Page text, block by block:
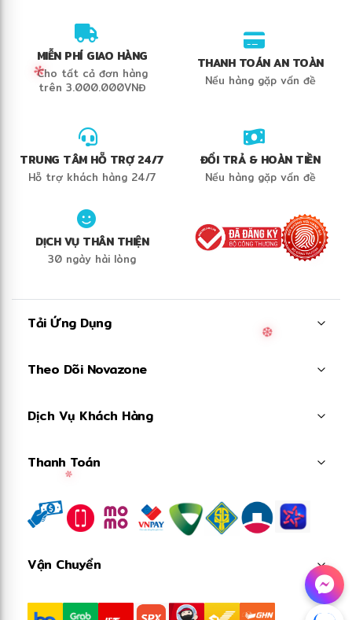
MIỄN PHÍ GIAO HÀNG
Cho tất cả đơn hàng
trên 3.000.000VNĐ
THANH TOÁN AN TOÀN
Nếu hàng gặp vấn đề
TRUNG TÂM HỖ TRỢ 24/7
Hỗ trợ khách hàng 24/7
ĐỔI TRẢ & HOÀN TIỀN
Nếu hàng gặp vấn đề
DỊCH VỤ THÂN THIỆN
30 ngày hài lòng
Tải Ứng Dụng
Theo Dõi Novazone
Dịch Vụ Khách Hàng
Thanh Toán
Vận Chuyển
✼
✻